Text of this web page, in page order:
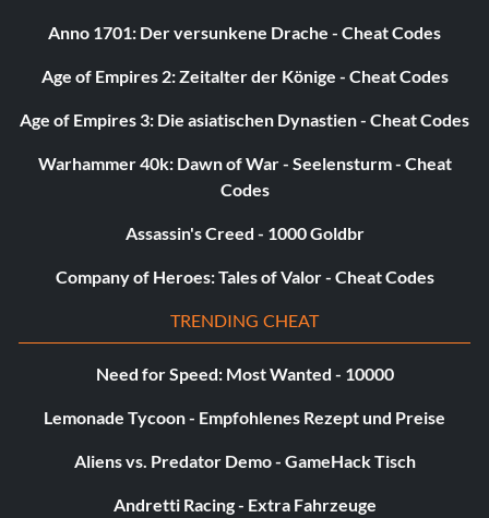
Anno 1701: Der versunkene Drache - Cheat Codes
Age of Empires 2: Zeitalter der Könige - Cheat Codes
Age of Empires 3: Die asiatischen Dynastien - Cheat Codes
Warhammer 40k: Dawn of War - Seelensturm - Cheat
Codes
Assassin's Creed - 1000 Goldbr
Company of Heroes: Tales of Valor - Cheat Codes
TRENDING CHEAT
Need for Speed: Most Wanted - 10000
Lemonade Tycoon - Empfohlenes Rezept und Preise
Aliens vs. Predator Demo - GameHack Tisch
Andretti Racing - Extra Fahrzeuge